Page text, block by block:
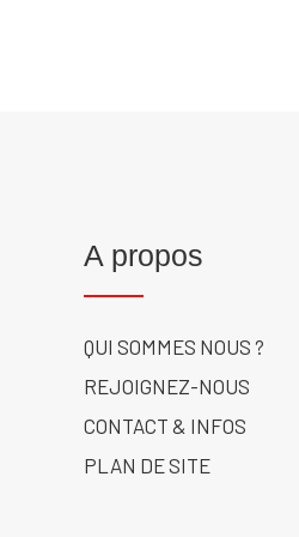
A propos
QUI SOMMES NOUS ?
REJOIGNEZ-NOUS
CONTACT & INFOS
PLAN DE SITE